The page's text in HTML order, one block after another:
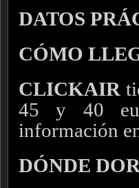
DATOS
CÓMO
CLICKAIR
45 y 40
información
DÓNDE